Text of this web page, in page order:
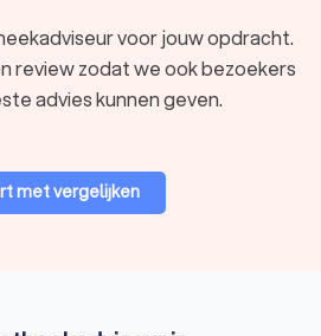
in Dwingeloo
hypotheekadviseurs in
biedt onafhankelijk
vergelijkt hypotheken van
voor jouw opdracht.
review zodat we ook bezoekers
advies kunnen geven.
met vergelijken